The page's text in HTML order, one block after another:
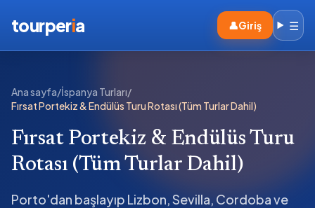
tourperia 👤Giriş ☰
Ana sayfa/İspanya Turları/
Fırsat Portekiz & Endülüs Turu Rotası (Tüm Turlar Dahil)
Fırsat Portekiz & Endülüs Turu
Rotası (Tüm Turlar Dahil)
Porto'dan başlayıp Lizbon, Sevilla, Cordoba ve